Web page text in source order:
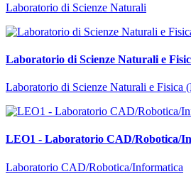
Laboratorio di Scienze Naturali
Laboratorio di Scienze Naturali e
Laboratorio di Scienze Naturali e Fisica
LEO1 - Laboratorio CAD/Robotica/
Laboratorio CAD/Robotica/Informatica